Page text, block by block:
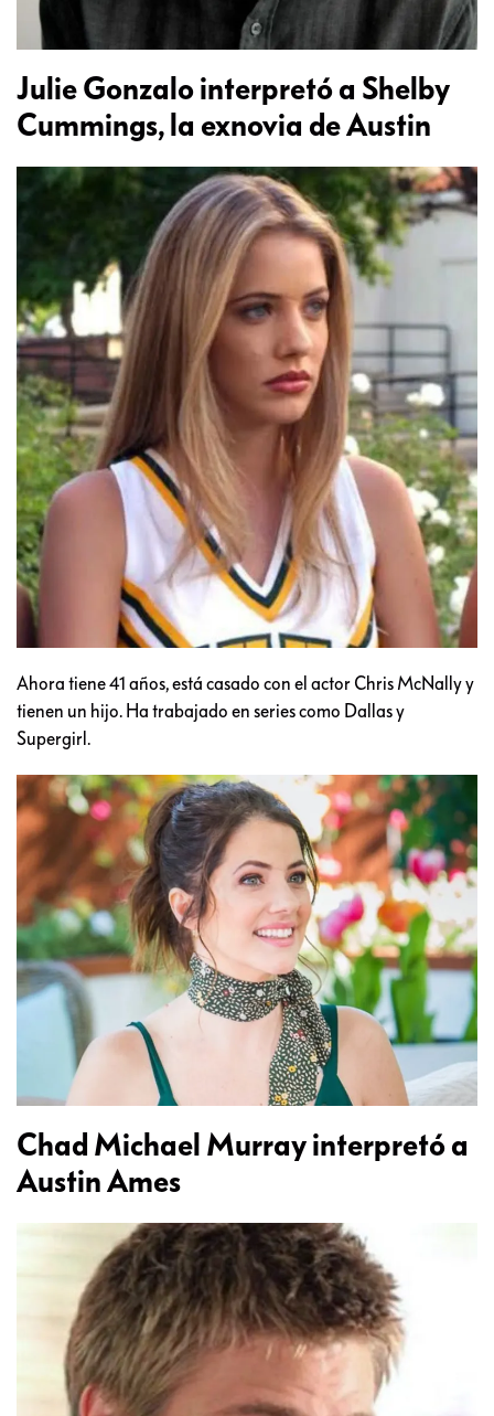
Julie Gonzalo interpretó a Shelby
Cummings, la exnovia de Austin
Ahora tiene 41 años, está casado con el actor Chris McNally y
tienen un hijo. Ha trabajado en series como Dallas y
Supergirl.
Chad Michael Murray interpretó a
Austin Ames